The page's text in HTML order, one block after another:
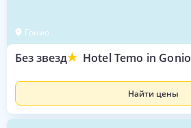
Гонио
Без звезд Hotel Temo in Gonio
Найти цены